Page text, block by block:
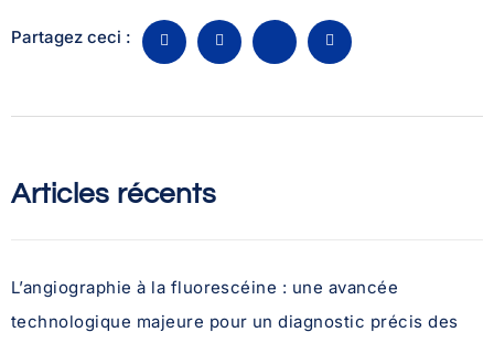
Partagez ceci :
Articles récents
L’angiographie à la fluorescéine : une avancée
technologique majeure pour un diagnostic précis des